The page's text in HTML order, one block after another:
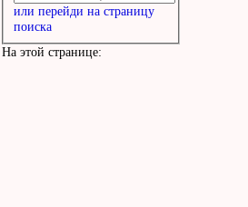
или перейди на страницу
поиска
На этой странице: